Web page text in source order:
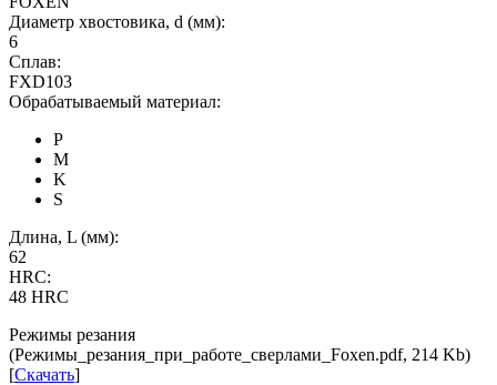
Диаметр хвостовика, d (мм):
6
Сплав:
FXD103
Обрабатываемый материал:
P
M
K
S
Длина, L (мм):
62
HRC:
48 HRC
Режимы резания
(Режимы_резания_при_работе_сверлами_Foxen.pdf, 214 Kb)
[Скачать]